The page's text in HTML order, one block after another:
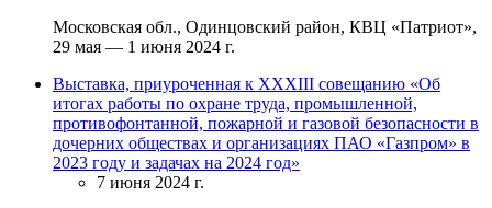
Московская обл., Одинцовский район, КВЦ «Патриот»,
29 мая — 1 июня 2024 г.
Выставка, приуроченная к XXXIII совещанию «Об
итогах работы по охране труда, промышленной,
противофонтанной, пожарной и газовой безопасности в
дочерних обществах и организациях ПАО «Газпром» в
2023 году и задачах на 2024 год»
7 июня 2024 г.